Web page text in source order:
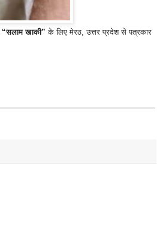
“सलाम खाकी” के लिए मेरठ, उत्तर प्रदेश से पत्रकार